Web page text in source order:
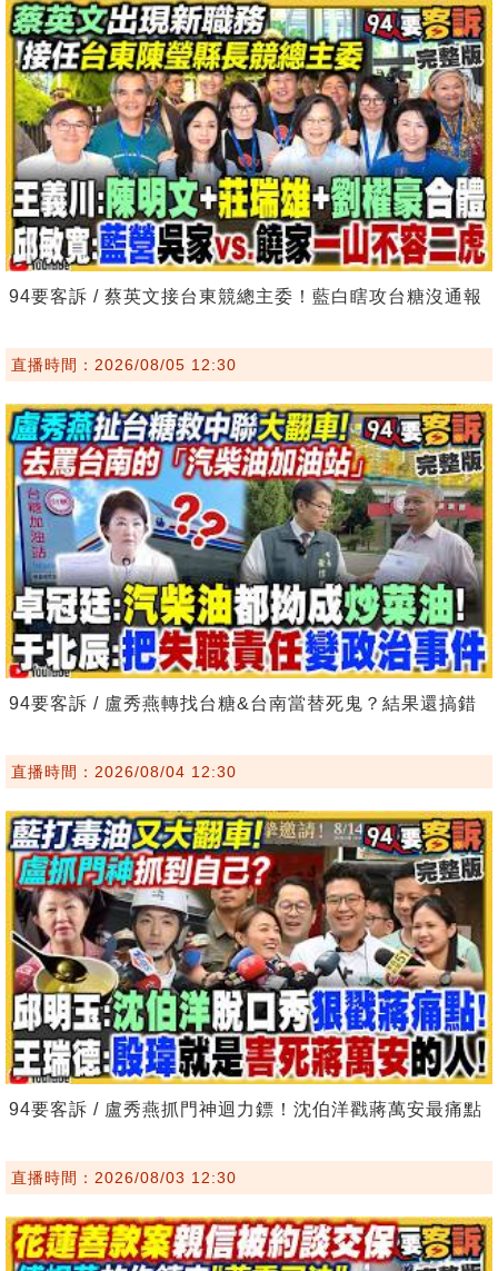
94要客訴 / 蔡英文接台東競總主委！藍白瞎攻台糖沒通報
直播時間：2026/08/05 12:30
94要客訴 / 盧秀燕轉找台糖&台南當替死鬼？結果還搞錯
直播時間：2026/08/04 12:30
94要客訴 / 盧秀燕抓門神迴力鏢！沈伯洋戳蔣萬安最痛點
直播時間：2026/08/03 12:30